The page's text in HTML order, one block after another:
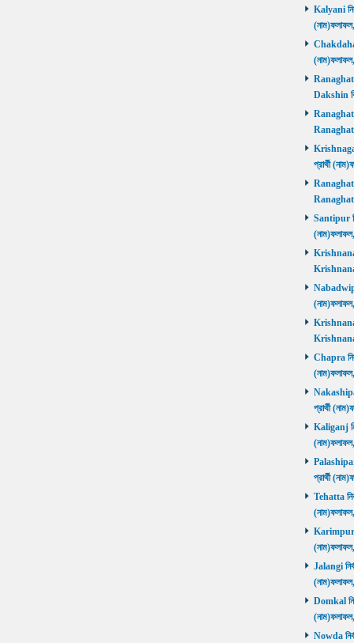
Kalyani
Chakdaha
Ranaghat
Dakshin
Ranaghat
Ranaghat
প্রার্থী
Ranaghat
Ranaghat
Santipur
Nabadwip
Chapra
প্রার্থী
Kaliganj
প্রার্থী
Tehatta
Karimpur
Jalangi
Domkal
Nowda